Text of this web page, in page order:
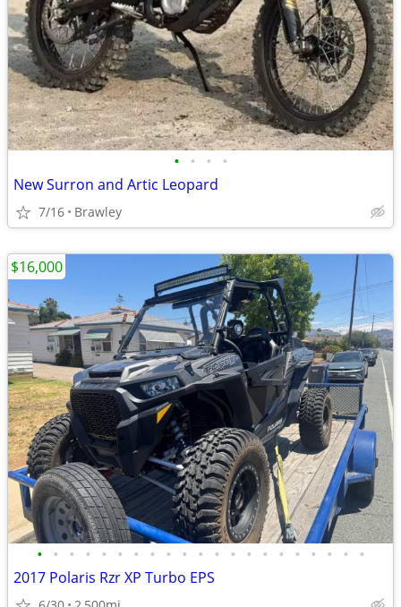
• • • •
New Surron and Artic Leopard
7/16 Brawley
• • • • • • • • • • • • • • • • • • • • •
2017 Polaris Rzr XP Turbo EPS
$16,000